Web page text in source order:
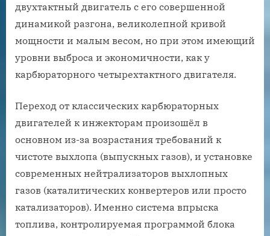
двухтактный двигатель с его совершенной
динамикой разгона, великолепной кривой
мощности и малым весом, но при этом имеющий
уровни выброса и экономичности, как у
карбюраторного четырехтактного двигателя.
Переход от классических карбюраторных
двигателей к инжекторам произошёл в
основном из-за возрастания требований к
чистоте выхлопа (выпускных газов), и установке
современных нейтрализаторов выхлопных
газов (каталитических конвертеров или просто
катализаторов). Именно система впрыска
топлива, контролируемая программой блока